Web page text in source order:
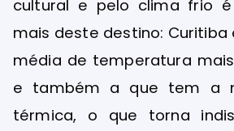
cultural e pelo clima frio
mais deste destino:
média de temperatura
e também a que tem a
térmica, o que torna